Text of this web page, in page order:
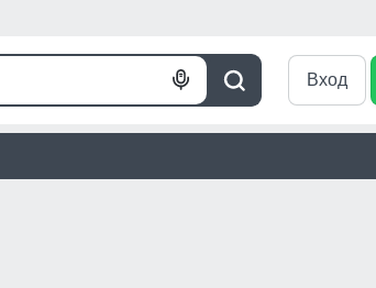
Поиск
Голосовой
Вход